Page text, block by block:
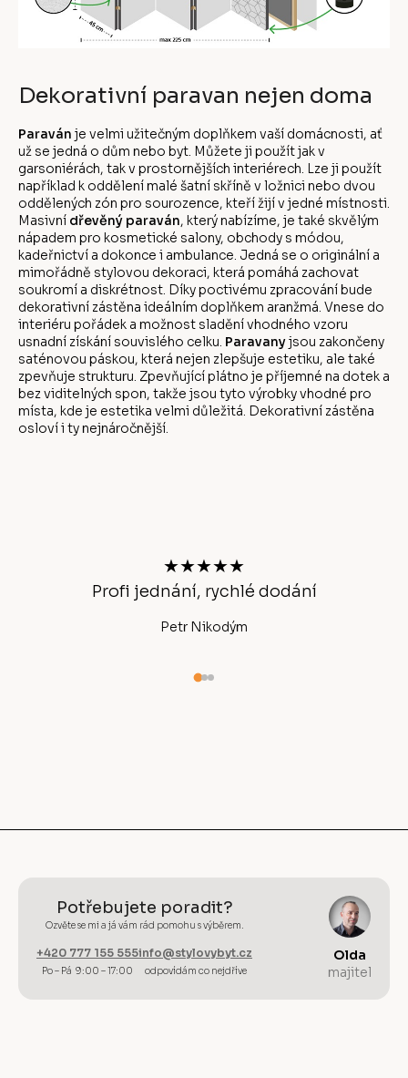
Dekorativní paravan nejen doma
Paraván je velmi užitečným doplňkem vaší domácnosti, ať
už se jedná o dům nebo byt. Můžete ji použít jak v
garsoniérách, tak v prostornějších interiérech. Lze ji použít
například k oddělení malé šatní skříně v ložnici nebo dvou
oddělených zón pro sourozence, kteří žijí v jedné místnosti.
Masivní dřevěný paraván, který nabízíme, je také skvělým
nápadem pro kosmetické salony, obchody s módou,
kadeřnictví a dokonce i ambulance. Jedná se o originální a
mimořádně stylovou dekoraci, která pomáhá zachovat
soukromí a diskrétnost. Díky poctivému zpracování bude
dekorativní zástěna ideálním doplňkem aranžmá. Vnese do
interiéru pořádek a možnost sladění vhodného vzoru
usnadní získání souvislého celku. Paravanyjsou zakončeny
saténovou páskou, která nejen zlepšuje estetiku, ale také
zpevňuje strukturu. Zpevňující plátno je příjemné na dotek a
bez viditelných spon, takže jsou tyto výrobky vhodné pro
místa, kde je estetika velmi důležitá. Dekorativní zástěna
osloví i ty nejnáročnější.
★★★★★
Profi jednání, rychlé dodání
Petr Nikodým
Potřebujete poradit?
Ozvěte se mi a já vám rád pomohu s výběrem.
+420 777 155 555
Po – Pá 9:00 – 17:00
info@stylovybyt.cz
odpovídám co nejdříve
Olda
majitel